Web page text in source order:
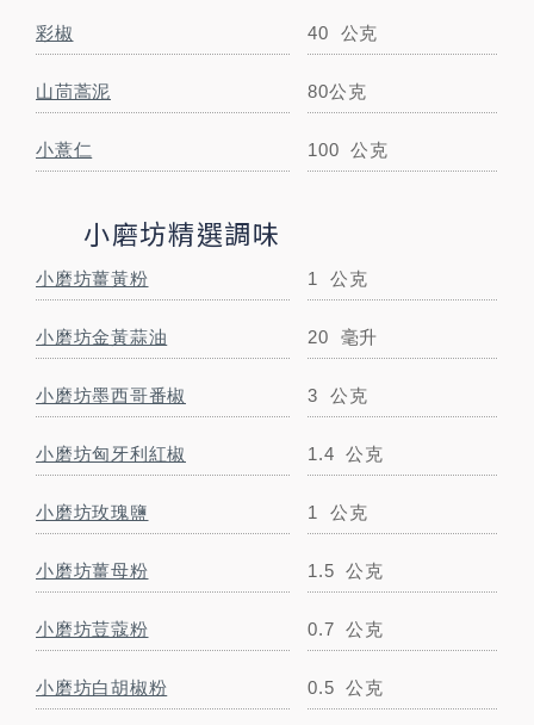
彩椒 40 公克
山茼蒿泥 80公克
小薏仁 100 公克
小磨坊精選調味
小磨坊薑黃粉 1 公克
小磨坊金黃蒜油 20 毫升
小磨坊墨西哥番椒 3 公克
小磨坊匈牙利紅椒 1.4 公克
小磨坊玫瑰鹽 1 公克
小磨坊薑母粉 1.5 公克
小磨坊荳蔻粉 0.7 公克
小磨坊白胡椒粉 0.5 公克
小磨坊玫瑰鹽 1 公克
小磨坊薑母粉 1.5 公克
小磨坊荳蔻粉 0.7 公克
小磨坊奧勒岡葉 公克
調味料
紅醬 60 公克
柴魚醬油 15 毫升
STEP BY STEP
跟著步驟一起做料理
STEP 01
玉米粉水製作方式：玉米粉1:水1.5，兩者混